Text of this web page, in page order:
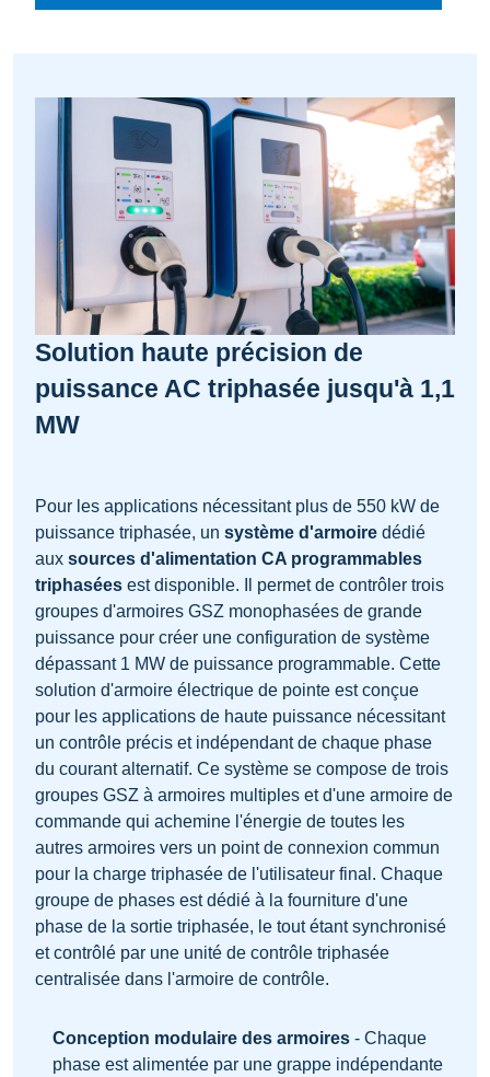
Solution haute précision de
puissance AC triphasée jusqu'à 1,1
MW
Pour les applications nécessitant plus de 550 kW de
puissance triphasée, un système d'armoire dédié
aux sources d'alimentation CA programmables
triphasées est disponible. Il permet de contrôler trois
groupes d'armoires GSZ monophasées de grande
puissance pour créer une configuration de système
dépassant 1 MW de puissance programmable. Cette
solution d'armoire électrique de pointe est conçue
pour les applications de haute puissance nécessitant
un contrôle précis et indépendant de chaque phase
du courant alternatif. Ce système se compose de trois
groupes GSZ à armoires multiples et d'une armoire de
commande qui achemine l'énergie de toutes les
autres armoires vers un point de connexion commun
pour la charge triphasée de l'utilisateur final. Chaque
groupe de phases est dédié à la fourniture d'une
phase de la sortie triphasée, le tout étant synchronisé
et contrôlé par une unité de contrôle triphasée
centralisée dans l'armoire de contrôle.
Conception modulaire des armoires- Chaque
phase est alimentée par une grappe indépendante